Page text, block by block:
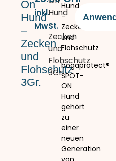
On
Hund
–
Zecken
und
Flohschutz
3Gr.
inkl.
MwSt.
Hund
–
Zecken
und
Flohschutz
3Gr.
Hund
–
Zecken
und
Flohschutz
bogaprotect®
SPOT-
ON
Hund
gehört
zu
einer
neuen
Generation